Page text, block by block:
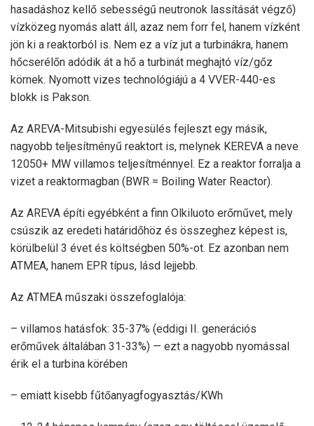
hasadáshoz kellő sebességű neutronok lassítását végző)
vízközeg nyomás alatt áll, azaz nem forr fel, hanem vízként
jön ki a reaktorból is. Nem ez a víz jut a turbinákra, hanem
hőcserélőn adódik át a hő a turbinát meghajtó víz/gőz
körnek. Nyomott vizes technológiájú a 4 VVER-440-es
blokk is Pakson.
Az AREVA-Mitsubishi egyesülés fejleszt egy másik,
nagyobb teljesítményű reaktort is, melynek KEREVA a neve
12050+ MW villamos teljesítménnyel. Ez a reaktor forralja a
vizet a reaktormagban (BWR = Boiling Water Reactor).
Az AREVA építi egyébként a finn Olkiluoto erőművet, mely
csúszik az eredeti határidőhöz és összeghez képest is,
körülbelül 3 évet és költségben 50%-ot. Ez azonban nem
ATMEA, hanem EPR típus, lásd lejjebb.
Az ATMEA műszaki összefoglalója:
– villamos hatásfok: 35-37% (eddigi II. generációs
erőművek általában 31-33%) — ezt a nagyobb nyomással
érik el a turbina körében
– emiatt kisebb fűtőanyagfogyasztás/KWh